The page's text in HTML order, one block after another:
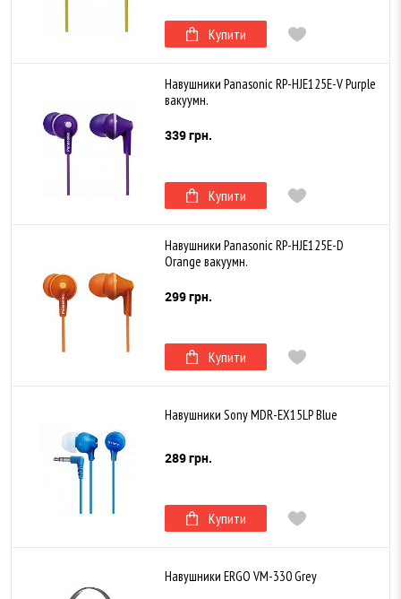
Купити
Навушники Panasonic RP-HJE125E-V Purple
вакуумн.
339 грн.
Купити
Навушники Panasonic RP-HJE125E-D
Orange вакуумн.
299 грн.
Купити
Навушники Sony MDR-EX15LP Blue
289 грн.
Купити
Навушники ERGO VM-330 Grey